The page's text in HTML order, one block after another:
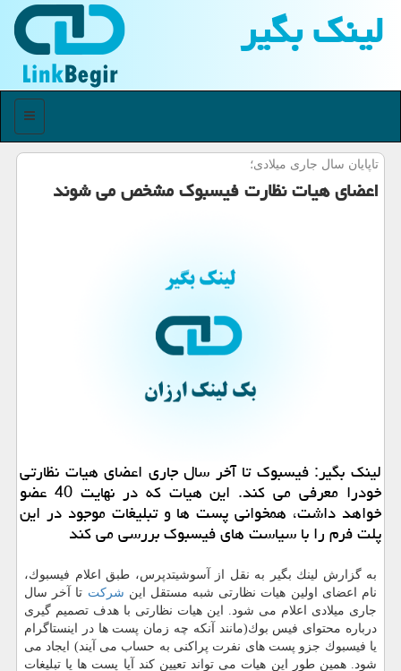
لینك بگیر
منو
تاپایان سال جاری میلادی؛
اعضای هیات نظارت فیسبوك مشخص می شوند
لینك بگیر: فیسبوك تا آخر سال جاری اعضای هیات نظارتی
خودرا معرفی می كند. این هیات كه در نهایت 40 عضو
خواهد داشت، همخوانی پست ها و تبلیغات موجود در این
پلت فرم را با سیاست های فیسبوك بررسی می كند
به گزارش لینك بگیر به نقل از آسوشیتدپرس، طبق اعلام فیسبوك،
نام اعضای اولین هیات نظارتی شبه مستقل این شركت تا آخر سال
جاری میلادی اعلام می شود. این هیات نظارتی با هدف تصمیم گیری
درباره محتوای فیس بوك(مانند آنكه چه زمان پست ها در اینستاگرام
یا فیسبوك جزو پست های نفرت پراكنی به حساب می آیند) ایجاد می
شود. همین طور این هیات می تواند تعیین كند آیا پست ها یا تبلیغات